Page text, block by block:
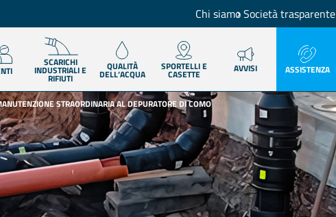
Chi siamoSocietà trasparente
SCARICHI
INDUSTRIALI E
RIFIUTI
QUALITÀ
DELL’ACQUA
SPORTELLI E
CASETTE AVVISI ASSISTENZA
STRAORDINARIA AL DEPURATORE DI COMO